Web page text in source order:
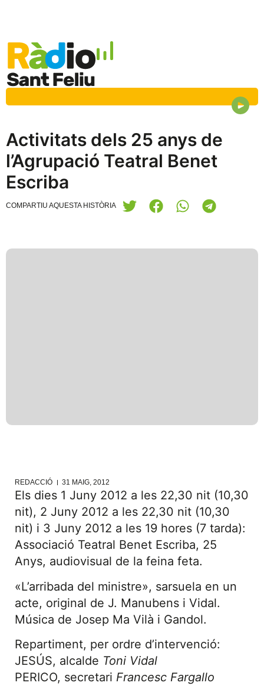
Activitats dels 25 anys de
l’Agrupació Teatral Benet
Escriba
COMPARTIU AQUESTA HISTÒRIA
REDACCIÓ 31 MAIG, 2012
Els dies 1 Juny 2012 a les 22,30 nit (10,30
nit), 2 Juny 2012 a les 22,30 nit (10,30
nit) i 3 Juny 2012 a les 19 hores (7 tarda):
Associació Teatral Benet Escriba, 25
Anys, audiovisual de la feina feta.
«L’arribada del ministre», sarsuela en un
acte, original de J. Manubens i Vidal.
Música de Josep Ma Vilà i Gandol.
Repartiment, per ordre d’intervenció:
JESÚS, alcalde Toni Vidal
PERICO, secretari Francesc Fargallo